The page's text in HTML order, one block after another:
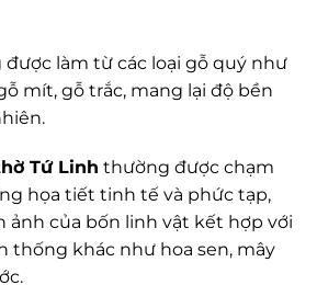
được làm từ các loại gỗ quý như
mít, gỗ trắc, mang lại độ bền
Tứ Linh thường được chạm
họa tiết tinh tế và phức tạp,
ảnh của bốn linh vật kết hợp với
thống khác như hoa sen, mây